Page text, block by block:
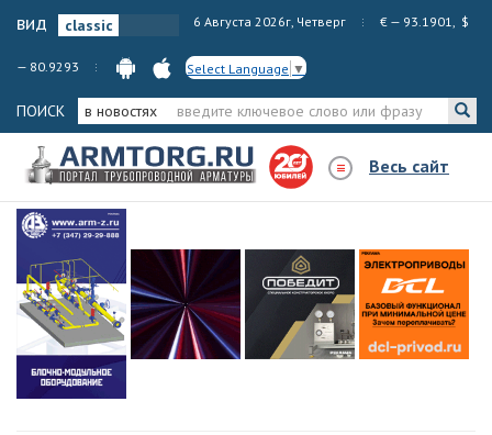
вид 6 Августа 2026г, Четверг € — 93.1901, $
— 80.9293 Select Language ▼
ПОИСК в новостях
Весь сайт